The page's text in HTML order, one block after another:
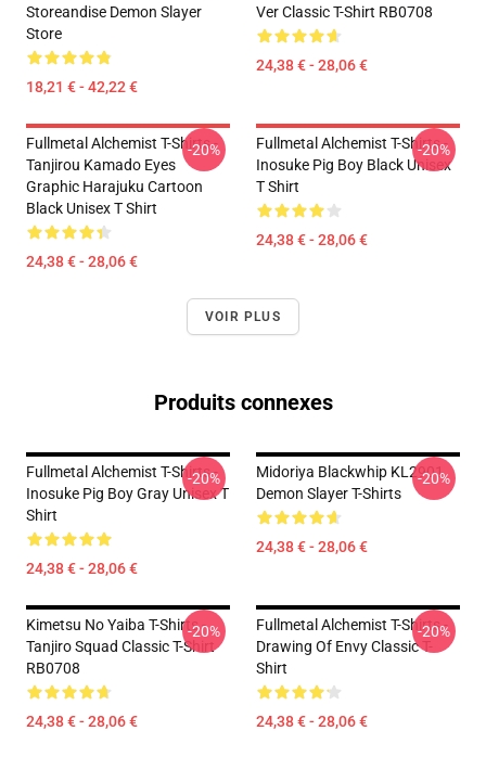
Storeandise Demon Slayer
Store
18,21 € - 42,22 €
Ver Classic T-Shirt RB0708
24,38 € - 28,06 €
Fullmetal Alchemist T-Shirts -
Tanjirou Kamado Eyes
Graphic Harajuku Cartoon
Black Unisex T Shirt
24,38 € - 28,06 €
-20%
Fullmetal Alchemist T-Shirts -
Inosuke Pig Boy Black Unisex
T Shirt
24,38 € - 28,06 €
-20%
VOIR PLUS
Produits connexes
Fullmetal Alchemist T-Shirts -
Inosuke Pig Boy Gray Unisex T
Shirt
24,38 € - 28,06 €
-20%
Midoriya Blackwhip KL2901
Demon Slayer T-Shirts
24,38 € - 28,06 €
-20%
Kimetsu No Yaiba T-Shirts -
Tanjiro Squad Classic T-Shirt
RB0708
24,38 € - 28,06 €
-20%
Fullmetal Alchemist T-Shirts -
Drawing Of Envy Classic T-
Shirt
24,38 € - 28,06 €
-20%